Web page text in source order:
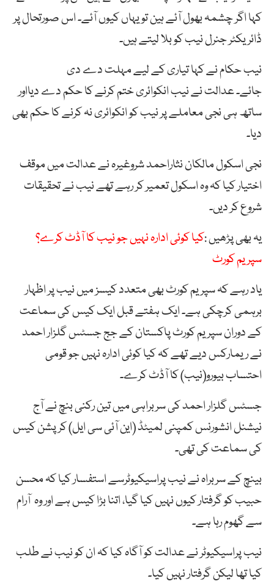
کہا اگر چشمہ بھول آئے ہین تو یہاں کیوں آئے۔ اس صورتحال پر
ڈائریکٹر جنرل نیب کو بلا لیتے ہیں۔
نیب حکام نے کہا تیاری کے لیے مہلت دے دی
جائے۔ عدالت نے نیب انکوائری ختم کرنے کا حکم دے دیااور
ساتھ ہی نجی معاملے پر نیب کو انکوائری نہ کرنے کا حکم بھی
دیا۔
نجی اسکول مالکان نثاراحمد شروغیرہ نے عدالت میں موقف
اختیار کیا کہ وہ اسکول تعمیر کر رہے تھے نیب نے تحقیقات
شروع کر دیں۔
یہ بھی پڑھیں :کیا کوئی ادارہ نہیں جو نیب کا آڈٹ کرے؟
سپریم کورٹ
یاد رہے کہ سپریم کورٹ بھی متعدد کیسز میں نیب پر اظہار
برہمی کرچکی ہے۔ ایک ہفتے قبل ایک کیس کی سماعت
کے دوران سپریم کورٹ پاکستان کے جج جسٹس گلزار احمد
نے ریمارکس دیے تھے کہ کیا کوئی ادارہ نہیں جو قومی
احتساب بیورو(نیب) کا آڈٹ کرے۔
جسٹس گلزار احمد کی سربراہی میں تین رکنی بنچ نے آج
نیشنل انشورنس کمپنی لمیٹڈ (این آئی سی ایل) کرپشن کیس
کی سماعت کی تھی۔
بینچ کے سربراہ نے نیب پراسیکیوٹرسے استفسار کیا کہ محسن
حبیب کو گرفتار کیوں نہیں کیا گیا، اتنا بڑا کیس ہے اور وہ آرام
سے گھوم رہا ہے۔
نیب پراسیکیوٹر نے عدالت کو آگاہ کیا کہ ان کو نیب نے طلب
کیا تھا لیکن گرفتار نہیں کیا۔